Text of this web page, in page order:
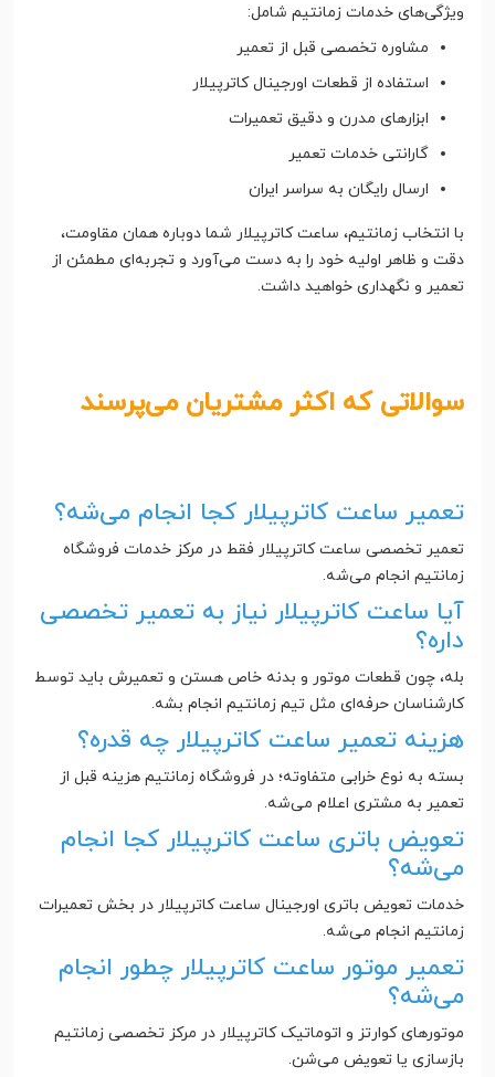
ویژگی‌های خدمات زمانتیم شامل:
مشاوره تخصصی قبل از تعمیر
استفاده از قطعات اورجینال کاترپیلار
ابزارهای مدرن و دقیق تعمیرات
گارانتی خدمات تعمیر
ارسال رایگان به سراسر ایران
با انتخاب زمانتیم، ساعت کاترپیلار شما دوباره همان مقاومت،
دقت و ظاهر اولیه خود را به دست می‌آورد و تجربه‌ای مطمئن از
تعمیر و نگهداری خواهید داشت.
سوالاتی که اکثر مشتریان می‌پرسند
تعمیر ساعت کاترپیلار کجا انجام می‌شه؟
تعمیر تخصصی ساعت کاترپیلار فقط در مرکز خدمات فروشگاه
زمانتیم انجام می‌شه.
آیا ساعت کاترپیلار نیاز به تعمیر تخصصی
داره؟
بله، چون قطعات موتور و بدنه خاص هستن و تعمیرش باید توسط
کارشناسان حرفه‌ای مثل تیم زمانتیم انجام بشه.
هزینه تعمیر ساعت کاترپیلار چه قدره؟
بسته به نوع خرابی متفاوته؛ در فروشگاه زمانتیم هزینه قبل از
تعمیر به مشتری اعلام می‌شه.
تعویض باتری ساعت کاترپیلار کجا انجام
می‌شه؟
خدمات تعویض باتری اورجینال ساعت کاترپیلار در بخش تعمیرات
زمانتیم انجام می‌شه.
تعمیر موتور ساعت کاترپیلار چطور انجام
می‌شه؟
موتورهای کوارتز و اتوماتیک کاترپیلار در مرکز تخصصی زمانتیم
بازسازی یا تعویض می‌شن.